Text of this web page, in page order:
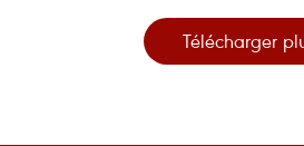
Télécharger